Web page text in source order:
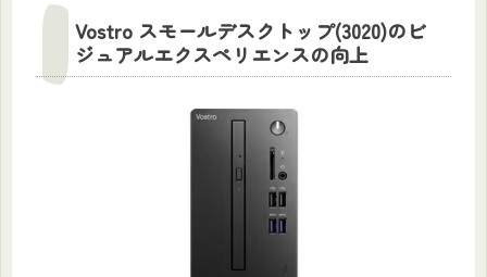
Vostro スモールデスクトップ(3020)のビ
ジュアルエクスペリエンスの向上